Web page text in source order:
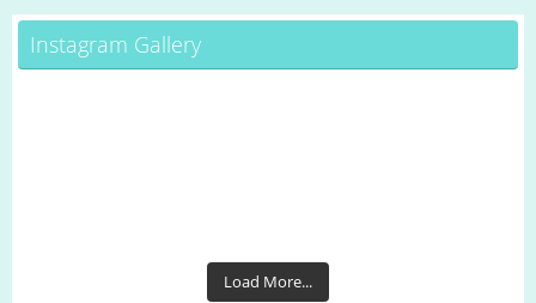
Instagram Gallery
Load More...